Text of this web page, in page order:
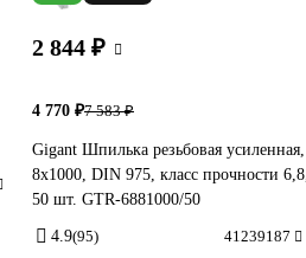
2 844 ₽
4 770 ₽7 583 ₽
Gigant Шпилька резьбовая усиленная,
8x1000, DIN 975, класс прочности 6,8,
50 шт. GTR-6881000/50
4.9(95) 41239187